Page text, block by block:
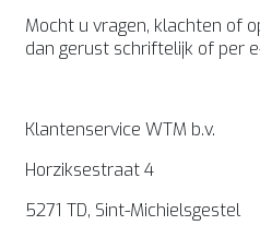
Mocht u vragen, klachten of
dan gerust schriftelijk of per
Klantenservice WTM b.v.
Horziksestraat 4
5271 TD, Sint-Michielsgestel